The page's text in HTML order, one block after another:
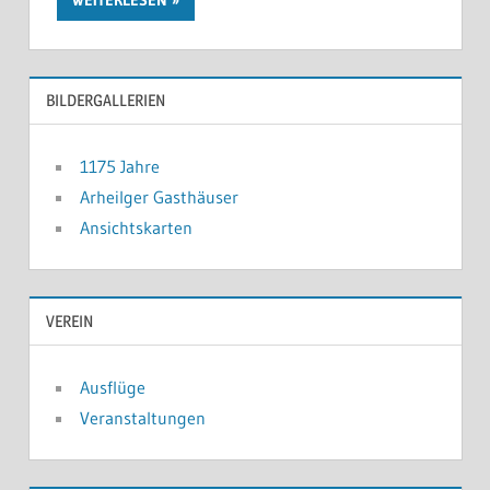
BILDERGALLERIEN
1175 Jahre
Arheilger Gasthäuser
Ansichtskarten
VEREIN
Ausflüge
Veranstaltungen